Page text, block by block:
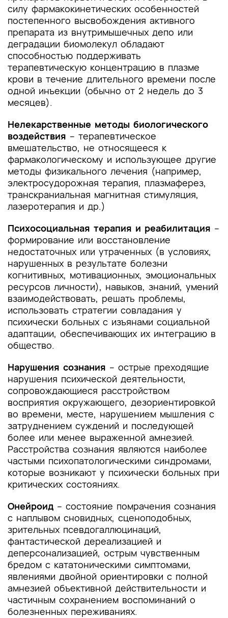
силу фармакокинетических особенностей
постепенного высвобождения активного
препарата из внутримышечных депо или
деградации биомолекул обладают
способностью поддерживать
терапевтическую концентрацию в плазме
крови в течение длительного времени после
одной инъекции (обычно от 2 недель до 3
месяцев).
Нелекарственные методы биологического
воздействия – терапевтическое
вмешательство, не относящееся к
фармакологическому и использующее другие
методы физикального лечения (например,
электросудорожная терапия, плазмаферез,
транскраниальная магнитная стимуляция,
лазеротерапия и др.)
Психосоциальная терапия и реабилитация –
формирование или восстановление
недостаточных или утраченных (в условиях,
нарушенных в результате болезни
когнитивных, мотивационных, эмоциональных
ресурсов личности), навыков, знаний, умений
взаимодействовать, решать проблемы,
использовать стратегии совладания у
психически больных с изъянами социальной
адаптации, обеспечивающих их интеграцию в
общество.
Нарушения сознания – острые преходящие
нарушения психической деятельности,
сопровождающиеся расстройством
восприятия окружающего, дезориентировкой
во времени, месте, нарушением мышления с
затруднением суждений и последующей
более или менее выраженной амнезией.
Расстройства сознания являются наиболее
частыми психопатологическими синдромами,
которые возникают у психически больных при
критических состояниях.
Онейроид – состояние помрачения сознания
с наплывом сновидных, сценоподобных,
зрительных псевдогаллюцинаций,
фантастической дереализацией и
деперсонализацией, острым чувственным
бредом с кататоническими симптомами,
явлениями двойной ориентировки с полной
амнезией объективной действительности и
частичным сохранением воспоминаний о
болезненных переживаниях.